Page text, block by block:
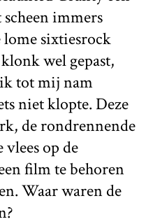
scheen immers
sixtiesrock
wel gepast,
tot mij nam
niet klopte. Deze
de rondrennende
vlees op de
film te behoren
Waar waren de